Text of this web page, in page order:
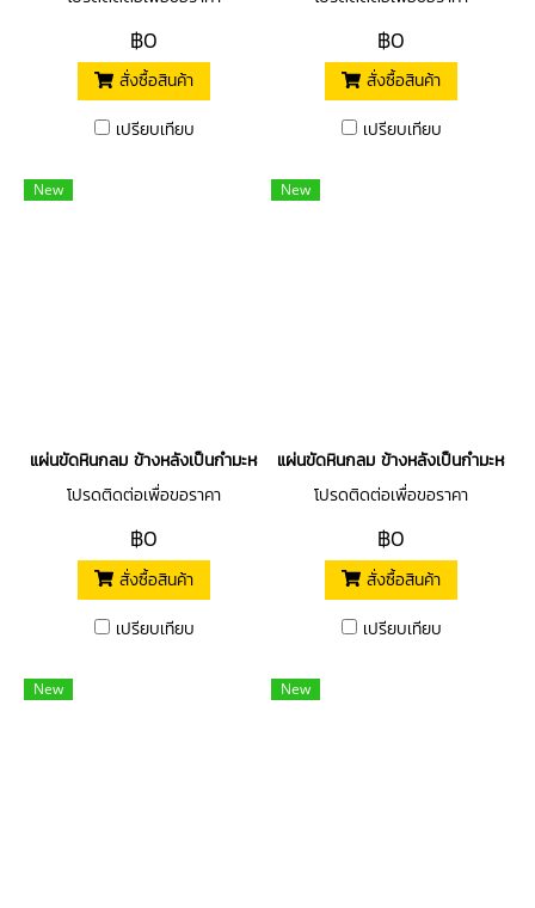
฿0
สั่งซื้อสินค้า
เปรียบเทียบ
฿0
สั่งซื้อสินค้า
เปรียบเทียบ
New
แผ่นขัดหินกลม ข้างหลังเป็นกำมะหยี่ไว้ติดตีนตุ๊กแก
โปรดติดต่อเพื่อขอราคา
฿0
สั่งซื้อสินค้า
เปรียบเทียบ
New
แผ่นขัดหินกลม ข้างหลังเป็นกำมะหยี่ไ
โปรดติดต่อเพื่อขอราคา
฿0
สั่งซื้อสินค้า
เปรียบเทียบ
New New